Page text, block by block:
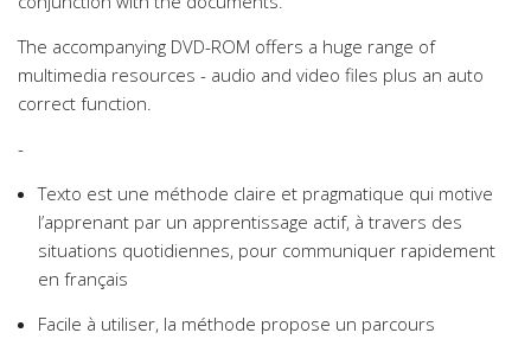
The accompanying DVD-ROM offers a huge range of
multimedia resources - audio and video files plus an auto
correct function.
-
Texto est une méthode claire et pragmatique qui motive
l’apprenant par un apprentissage actif, à travers des
situations quotidiennes, pour communiquer rapidement
en français
Facile à utiliser, la méthode propose un parcours